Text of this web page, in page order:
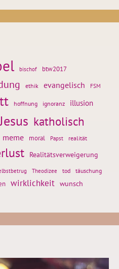
bischof btw2017
ethik evangelisch FSM
hoffnung ignoranz illusion
Jesus katholisch
meme moral Papst realität
Realitätsverweigerung
Theodizee tod täuschung
wirklichkeit wunsch